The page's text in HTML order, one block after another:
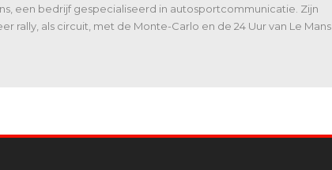
een bedrijf gespecialiseerd in autosportcommunicatie. Zijn
rally, als circuit, met de Monte-Carlo en de 24 Uur van Le Mans